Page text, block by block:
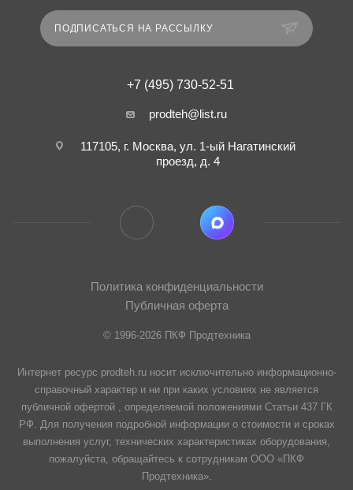
ПОДПИСАТЬСЯ НА РАССЫЛКУ
+7 (495) 730-52-51
prodteh@list.ru
117105, г. Москва, ул. 1-ый Нагатинский
проезд, д. 4
Политика конфиденциальности
Публичная оферта
© 1996-2026 ПКФ Продтехника
Интернет ресурс prodteh.ru носит исключительно информационно-
справочный характер и ни при каких условиях не является
публичной офертой , определяемой положениями Статьи 437 ГК
РФ. Для получения подробной информации о стоимости и сроках
выполнения услуг, технических характеристиках оборудования,
пожалуйста, обращайтесь к сотрудникам ООО «ПКФ
Продтехника».